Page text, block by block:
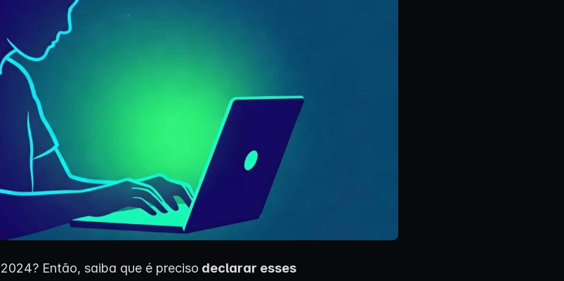
Então, saiba que é preciso declarar esses